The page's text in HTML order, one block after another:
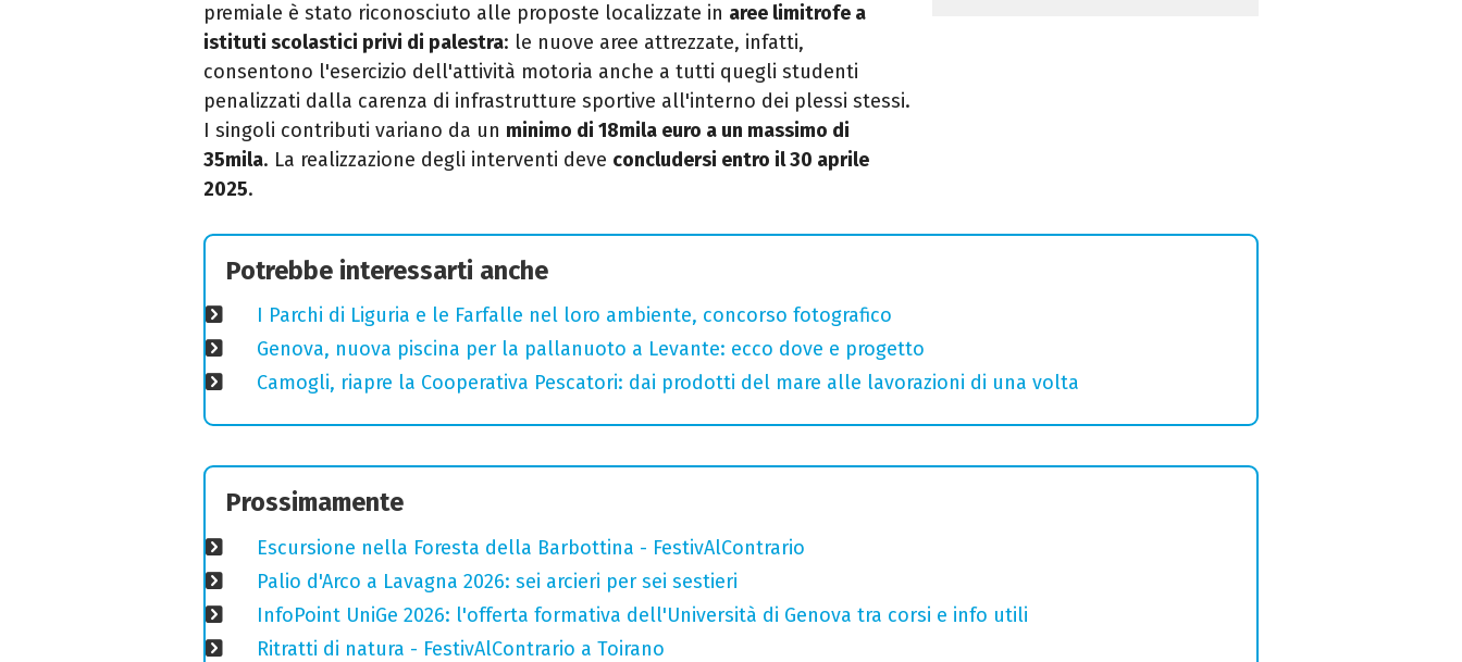
premiale è stato riconosciuto alle proposte localizzate in aree limitrofe a
istituti scolastici privi di palestra: le nuove aree attrezzate, infatti,
consentono l'esercizio dell'attività motoria anche a tutti quegli studenti
penalizzati dalla carenza di infrastrutture sportive all'interno dei plessi stessi.
I singoli contributi variano da un minimo di 18mila euro a un massimo di
35mila. La realizzazione degli interventi deve concludersi entro il 30 aprile
2025.
Potrebbe interessarti anche
I Parchi di Liguria e le Farfalle nel loro ambiente, concorso fotografico
Genova, nuova piscina per la pallanuoto a Levante: ecco dove e progetto
Camogli, riapre la Cooperativa Pescatori: dai prodotti del mare alle lavorazioni di una volta
Prossimamente
Escursione nella Foresta della Barbottina - FestivAlContrario
Palio d'Arco a Lavagna 2026: sei arcieri per sei sestieri
InfoPoint UniGe 2026: l'offerta formativa dell'Università di Genova tra corsi e info utili
Ritratti di natura - FestivAlContrario a Toirano